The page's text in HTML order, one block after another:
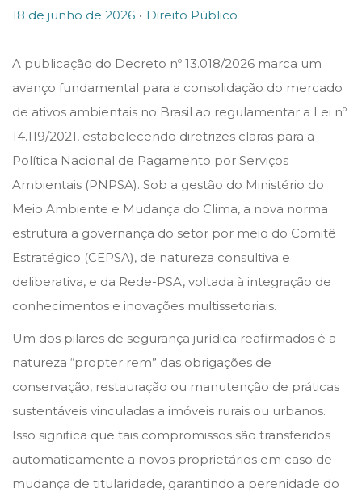
P
s
t
e
d
o
n
18 de junho de 2026 . P
s
t
e
d
i
n
Direito Público
A publicação do Decreto nº 13.018/2026 marca um
avanço fundamental para a consolidação do mercado
de ativos ambientais no Brasil ao regulamentar a Lei nº
14.119/2021, estabelecendo diretrizes claras para a
Política Nacional de Pagamento por Serviços
Ambientais (PNPSA). Sob a gestão do Ministério do
Meio Ambiente e Mudança do Clima, a nova norma
estrutura a governança do setor por meio do Comitê
Estratégico (CEPSA), de natureza consultiva e
deliberativa, e da Rede-PSA, voltada à integração de
conhecimentos e inovações multissetoriais.
Um dos pilares de segurança jurídica reafirmados é a
natureza “propter rem” das obrigações de
conservação, restauração ou manutenção de práticas
sustentáveis vinculadas a imóveis rurais ou urbanos.
Isso significa que tais compromissos são transferidos
automaticamente a novos proprietários em caso de
mudança de titularidade, garantindo a perenidade do